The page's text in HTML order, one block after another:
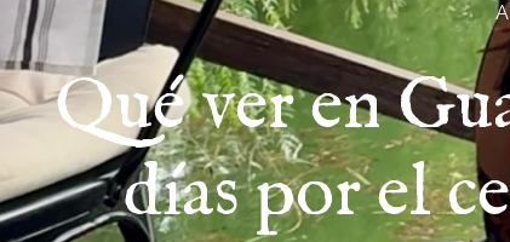
Qué ver en
días por el